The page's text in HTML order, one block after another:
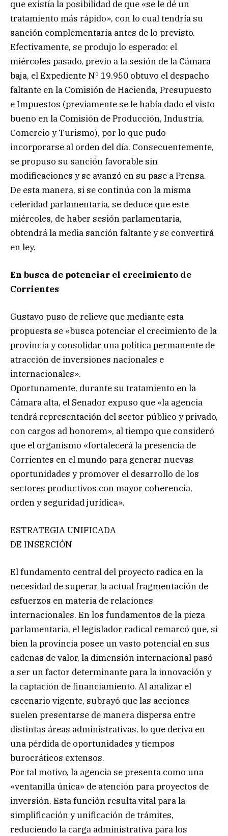
que existía la posibilidad de que «se le dé un
tratamiento más rápido», con lo cual tendría su
sanción complementaria antes de lo previsto.
Efectivamente, se produjo lo esperado: el
miércoles pasado, previo a la sesión de la Cámara
baja, el Expediente Nº 19.950 obtuvo el despacho
faltante en la Comisión de Hacienda, Presupuesto
e Impuestos (previamente se le había dado el visto
bueno en la Comisión de Producción, Industria,
Comercio y Turismo), por lo que pudo
incorporarse al orden del día. Consecuentemente,
se propuso su sanción favorable sin
modificaciones y se avanzó en su pase a Prensa.
De esta manera, si se continúa con la misma
celeridad parlamentaria, se deduce que este
miércoles, de haber sesión parlamentaria,
obtendrá la media sanción faltante y se convertirá
en ley.
En busca de potenciar el crecimiento de
Corrientes
Gustavo puso de relieve que mediante esta
propuesta se «busca potenciar el crecimiento de la
provincia y consolidar una política permanente de
atracción de inversiones nacionales e
internacionales».
Oportunamente, durante su tratamiento en la
Cámara alta, el Senador expuso que «la agencia
tendrá representación del sector público y privado,
con cargos ad honorem», al tiempo que consideró
que el organismo «fortalecerá la presencia de
Corrientes en el mundo para generar nuevas
oportunidades y promover el desarrollo de los
sectores productivos con mayor coherencia,
orden y seguridad jurídica».
ESTRATEGIA UNIFICADA
DE INSERCIÓN
El fundamento central del proyecto radica en la
necesidad de superar la actual fragmentación de
esfuerzos en materia de relaciones
internacionales. En los fundamentos de la pieza
parlamentaria, el legislador radical remarcó que, si
bien la provincia posee un vasto potencial en sus
cadenas de valor, la dimensión internacional pasó
a ser un factor determinante para la innovación y
la captación de financiamiento. Al analizar el
escenario vigente, subrayó que las acciones
suelen presentarse de manera dispersa entre
distintas áreas administrativas, lo que deriva en
una pérdida de oportunidades y tiempos
burocráticos extensos.
Por tal motivo, la agencia se presenta como una
«ventanilla única» de atención para proyectos de
inversión. Esta función resulta vital para la
simplificación y unificación de trámites,
reduciendo la carga administrativa para los